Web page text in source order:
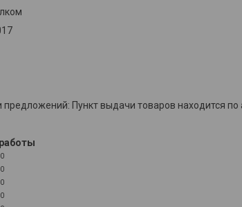
Пункт выдачи товаров находится по